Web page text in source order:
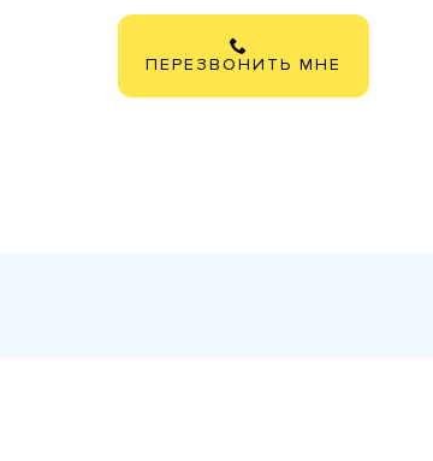
ПЕРЕЗВОНИТЬ МНЕ